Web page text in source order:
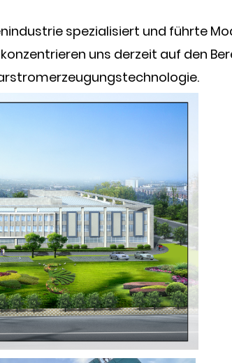
spezialisiert und führte
uns derzeit auf den